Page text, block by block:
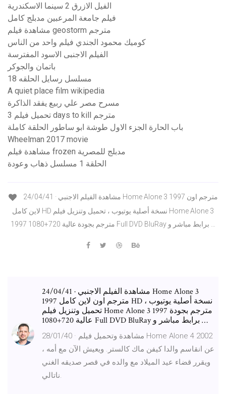
الفيل الازرق 2 سينما الاسكندرية
فيلم جامعة المرعبين مدبلج كامل
مشاهدة فيلم geostorm مترجم
كوميك محمود الجندي فيلم واحد من الناس
الفيلم الاجنبى الاسود المفترسة
باتمان والجوكر
مسلسل رسايل الحلقه 18
A quiet place film wikipedia
مسرح مصر علي ربيع يفقد الذاكرة
تحميل فيلم 3 days to kill مترجم
باب الحارة الجزء الاول طوشة ابو ساطور الحلقة كاملة
Wheelman 2017 movie
مشاهدة فيلم frozen مدبلج للمصرية
الحلقة 1 مسلسل ذهاب وعودة
24/04/41 · مشاهدة الفيلم الاجنبي Home Alone 3 1997 مترجم اون
لاين كامل HD نسخة أصلية يوتيوب ، تحميل وتنزيل فيلم Home Alone 3
24/04/41 · مشاهدة الفيلم الاجنبي Home Alone 3
1997 مترجم اون لاين كامل HD نسخة أصلية يوتيوب ،
تحميل وتنزيل فيلم Home Alone 3 1997 مترجم بجودة
عالية 720+1080 Full DVD BluRay برابط مباشر و …
28/01/40 · مشاهدة وتحميل فيلم Home Alone 4 2002
عن انقاسم والدا كيفن ماك كالستر. ويعيش الآن مع أمه ،
ويقرر قضاء عيد الميلاد مع والده في قصر صديقه الغني
ناتالي.